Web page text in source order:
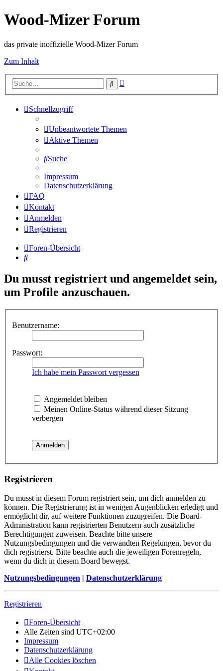
Wood-Mizer Forum
das private inoffizielle Wood-Mizer Forum
Zum Inhalt
Suche
Schnellzugriff
Unbeantwortete Themen
Aktive Themen
Suche
Impressum
Datenschutzerklärung
FAQ
Kontakt
Anmelden
Registrieren
Foren-Übersicht
Suche
Du musst registriert und angemeldet sein,
um Profile anzuschauen.
Benutzername:
Passwort:
Ich habe mein Passwort vergessen
Angemeldet bleiben
Meinen Online-Status während dieser Sitzung
verbergen
Registrieren
Du musst in diesem Forum registriert sein, um dich anmelden zu
können. Die Registrierung ist in wenigen Augenblicken erledigt und
ermöglicht dir, auf weitere Funktionen zuzugreifen. Die Board-
Administration kann registrierten Benutzern auch zusätzliche
Berechtigungen zuweisen. Beachte bitte unsere
Nutzungsbedingungen und die verwandten Regelungen, bevor du
dich registrierst. Bitte beachte auch die jeweiligen Forenregeln,
wenn du dich in diesem Board bewegst.
Nutzungsbedingungen | Datenschutzerklärung
Registrieren
Foren-Übersicht
Alle Zeiten sind UTC+02:00
Impressum
Datenschutzerklärung
Alle Cookies löschen